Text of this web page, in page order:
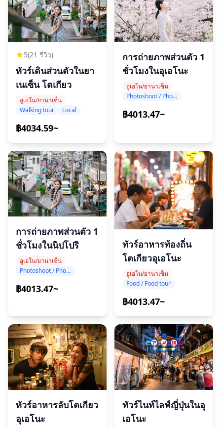
5(21 รีวิว)
ทัวร์เดินส่วนตัวในยา
เนเซ็น โตเกียว
อูเอโน/ยานาเซ็น
Walking tour
Local
฿4034.59~
การถ่ายภาพส่วนตัว 1
ชั่วโมงในอุเอโนะ
อูเอโน/ยานาเซ็น
Photoshoot / Photo tour
฿4013.47~
การถ่ายภาพส่วนตัว 1
ชั่วโมงในนิปโปริ
อูเอโน/ยานาเซ็น
Photoshoot / Photo tour
฿4013.47~
ทัวร์อาหารท้องถิ่น
โตเกียวอุเอโนะ
อูเอโน/ยานาเซ็น
Food / Food tour
฿4013.47~
ทัวร์อาหารลับโตเกียว
อุเอโนะ
ทัวร์ไนท์ไลฟ์ญี่ปุ่นในอุ
เอโนะ